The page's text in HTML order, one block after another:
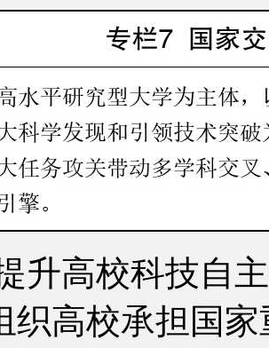
高校科技自主
织高校承担国